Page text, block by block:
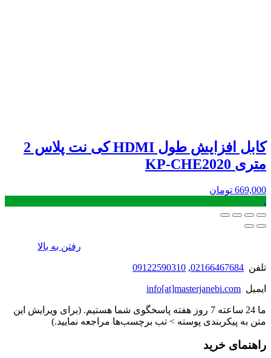
کابل افزایش طول HDMI کی نت پلاس 2
متری KP-CHE2020
669,000 تومان
.
رفتن به بالا
تلفن 02166467684
,
09122590310
ایمیل info[at]masterjanebi.com
ما 24 ساعته 7 روز هفته پاسخگوی شما هستیم. (برای ویرایش این
متن به پیکربندی پوسته > تب برچسب‌ها مراجعه نمایید.)
راهنمای خرید